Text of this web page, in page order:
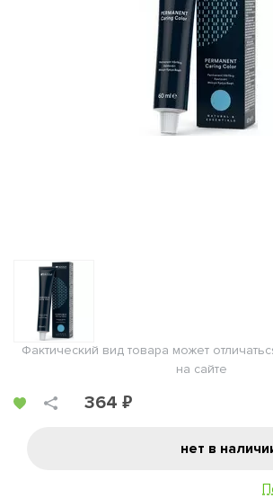
Фактический вид товара может
на сайте
364 ₽
нет в